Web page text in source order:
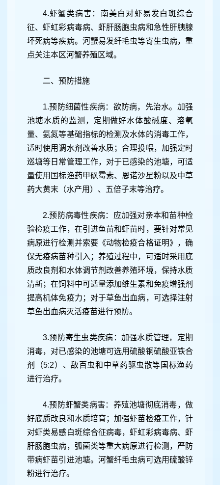
4.虾蟹类病害：南美白对虾易发白斑综合
征、虾虹彩病毒病、虾肝肠胞虫病和急性肝胰腺
坏死病等疾病。河蟹易发纤毛虫等寄生虫病，重
点关注本区河蟹养殖区域。
二、预防措施
1.预防细菌性疾病：欲防病，先治水。加强
池塘水质的监测，定期做好水体酸碱度、溶氧
量、氨氮等基础指标的检测及水体的消毒工作，
适时使用调水剂改善水质；合理投喂，加强定时
巡塘等日常管理工作，对于已感染的池塘，可适
量使用国标渔药甲砜霉素、恩诺沙星粉以及中草
药大黄末（水产用）、五倍子末等治疗。
2.预防病毒性疾病：应加强对亲本和苗种检
验检疫工作，在引进鱼苗和虾苗时，要针对常见
病原进行检测并索要《动物检疫合格证明》，确
保无疫病苗种引入；养殖过程中，可适时采用底
质改良剂和水体调节剂改善养殖环境，保持水质
清新；在饲料中可适量添加维生素和免疫增强剂
提高机体免疫力；对于草鱼出血病，可选择注射
草鱼出血病灭活疫苗进行预防。
3.预防寄生虫类疾病：加强水质管理，定期
消毒，对已感染的池塘可选用硫酸铜硫酸亚铁合
剂（5:2）、敌百虫和中草药驱虫散等国标渔药
进行治疗。
4.预防虾蟹类病害：养殖池塘彻底消毒，做
好底质改良和水质培育；加强虾苗检疫工作，针
对虾类易感白斑综合征病毒，虾虹彩病毒病、虾
肝肠胞虫病，弧菌类等重大病原进行检测，严防
带病虾苗引进池塘。河蟹纤毛虫病可选用硫酸锌
粉进行治疗。